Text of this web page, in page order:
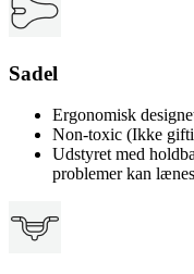
Sadel
Ergonomisk
Non-toxic (Ikke
Udstyret med
problemer kan